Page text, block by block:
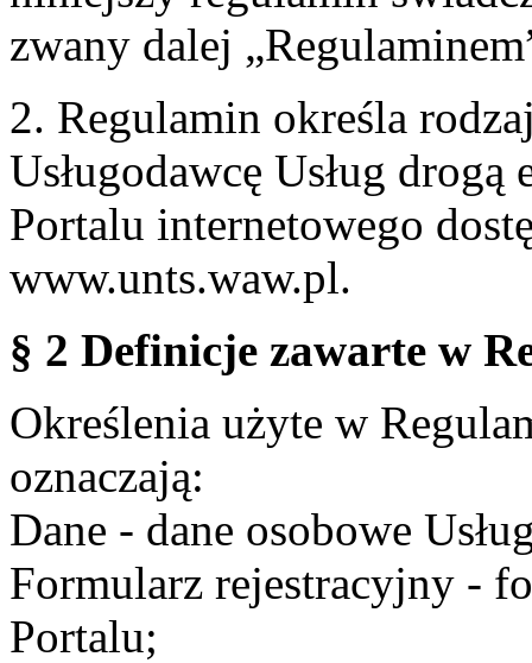
zwany dalej
2. Regulamin określa
Usługodawcę Usług
Portalu internetowego
www.unts.waw.pl.
§ 2 Definicje zawarte w
Określenia użyte w
oznaczają:
Dane - dane osobowe
Formularz rejestracyjny -
Portalu;